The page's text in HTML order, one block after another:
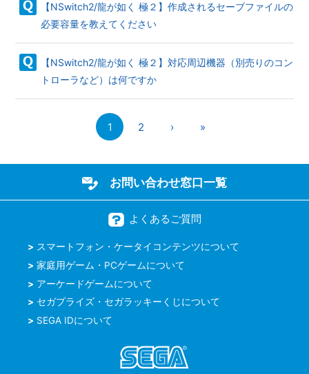
【NSwitch2/龍が如く 極２】作成されるセーブファイルの
必要容量を教えてください
【NSwitch2/龍が如く 極２】対応周辺機器（別売りのコン
トローラなど）は何ですか
1 2 › »
お問い合わせ窓口一覧
よくあるご質問
スマートフォン・ケータイコンテンツについて
家庭用ゲーム・PCゲームについて
アーケードゲームについて
セガプライズ・セガラッキーくじについて
SEGA IDについて